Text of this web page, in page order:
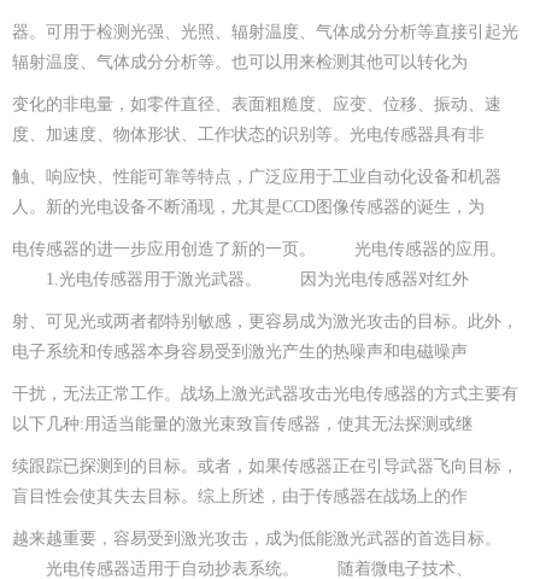
器。可用于检测光强、光照、辐射温度、气体成分分析等直接引起光
辐射温度、气体成分分析等。也可以用来检测其他可以转化为
变化的非电量，如零件直径、表面粗糙度、应变、位移、振动、速
度、加速度、物体形状、工作状态的识别等。光电传感器具有非
触、响应快、性能可靠等特点，广泛应用于工业自动化设备和机器
人。新的光电设备不断涌现，尤其是CCD图像传感器的诞生，为
电传感器的进一步应用创造了新的一页。 光电传感器的应用。
1.光电传感器用于激光武器。 因为光电传感器对红外
射、可见光或两者都特别敏感，更容易成为激光攻击的目标。此外，
电子系统和传感器本身容易受到激光产生的热噪声和电磁噪声
干扰，无法正常工作。战场上激光武器攻击光电传感器的方式主要有
以下几种:用适当能量的激光束致盲传感器，使其无法探测或继
续跟踪已探测到的目标。或者，如果传感器正在引导武器飞向目标，
盲目性会使其失去目标。综上所述，由于传感器在战场上的作
越来越重要，容易受到激光攻击，成为低能激光武器的首选目标。
光电传感器适用于自动抄表系统。 随着微电子技术、